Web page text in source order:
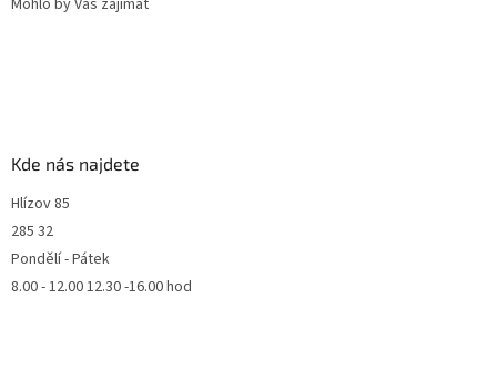
Mohlo by Vás zajímat
Kde nás najdete
Hlízov 85
285 32
Pondělí - Pátek
8.00 - 12.00 12.30 -16.00 hod